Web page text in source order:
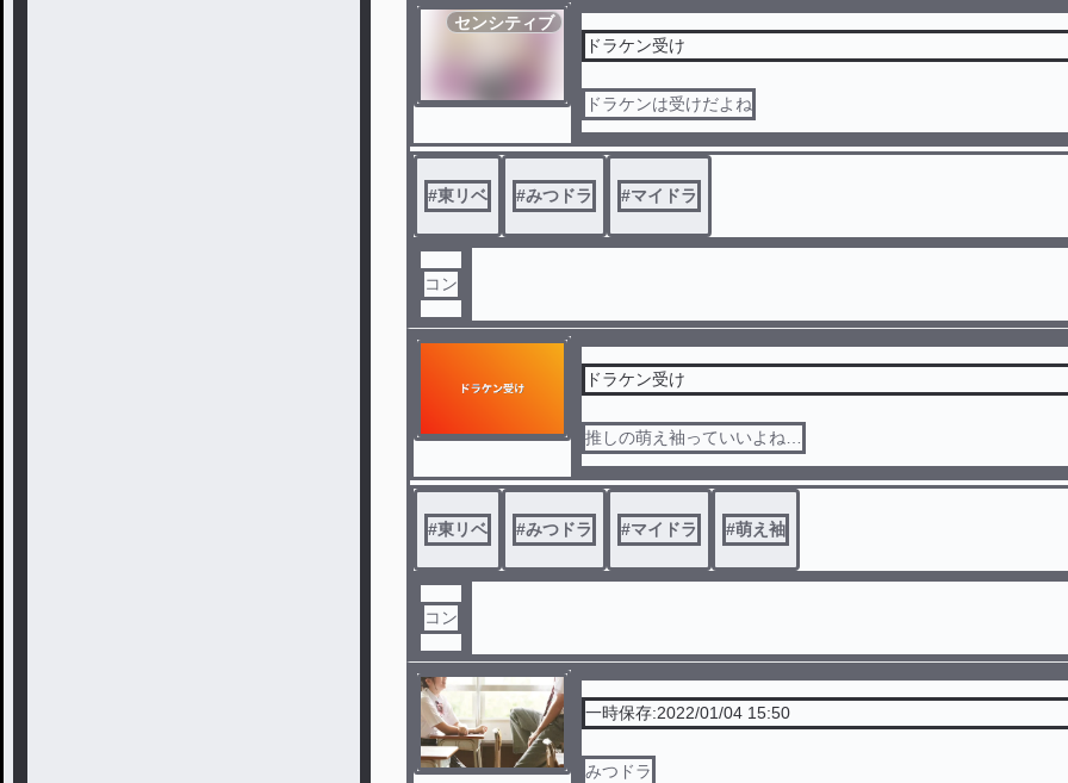
センシティブ
ドラケン受け
ドラケンは受けだよね
#東リベ #みつドラ #マイドラ
コン
ドラケン受け
推しの萌え袖っていいよね…
#東リベ #みつドラ #マイドラ #萌え袖
コン
一時保存:2022/01/04 15:50
みつドラ